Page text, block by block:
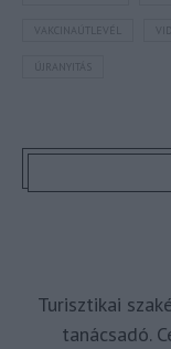
VAKCINAÚTLEVÉL
ÚJRANYITÁS
Turisztikai
tanácsadó.